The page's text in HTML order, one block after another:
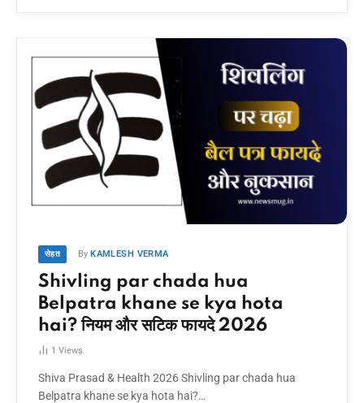
सेहत By KAMLESH VERMA
Shivling par chada hua
Belpatra khane se kya hota
hai? नियम और सटिक फायदे 2026
1 Views
Shiva Prasad & Health 2026 Shivling par chada hua
Belpatra khane se kya hota hai?…